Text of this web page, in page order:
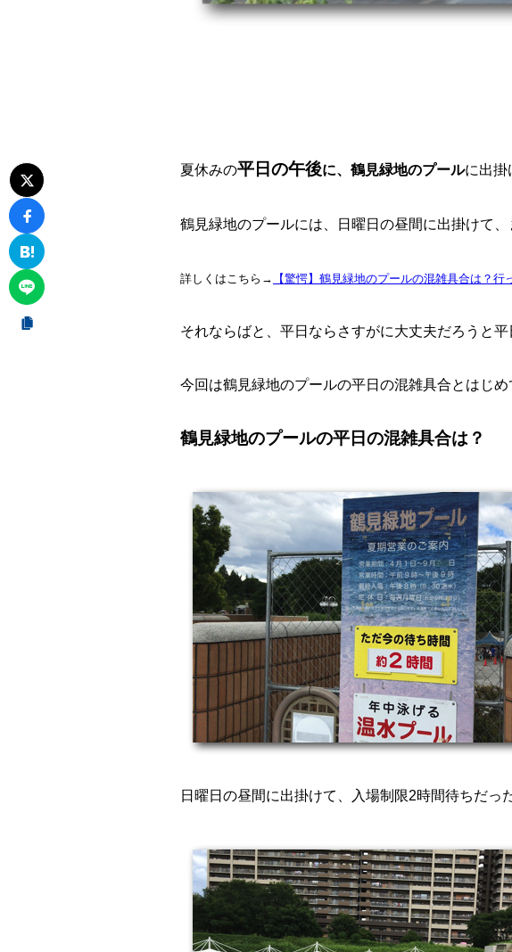
夏休みの平日の午後に、鶴見緑地のプールに出掛
鶴見緑地のプールには、日曜日の昼間に出掛けて
詳しくはこちら→ 【驚愕】鶴見緑地のプールの混雑具合は？行
それならばと、平日ならさすがに大丈夫だろうと
今回は鶴見緑地のプールの平日の混雑具合とはじめ
鶴見緑地のプールの平日の混雑具合は？
日曜日の昼間に出掛けて、入場制限2時間待ちだっ